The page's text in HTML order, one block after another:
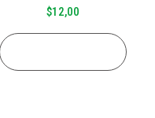
$12,00